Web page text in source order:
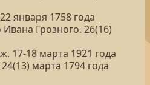
января 1758 года
Грозного. 26(16)
17-18 марта 1921 года
марта 1794 года